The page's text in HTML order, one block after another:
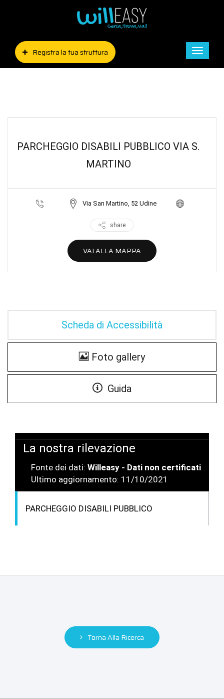
Registra la tua struttura
Toggle
PARCHEGGIO DISABILI PUBBLICO VIA S.
MARTINO
Via San Martino, 52 Udine
share
VAI ALLA MAPPA
Scheda di Accessibilità
Foto gallery
Guida
La nostra rilevazione
Fonte dei dati: Willeasy - Dati non certificati
Ultimo aggiornamento: 11/10/2021
PARCHEGGIO DISABILI PUBBLICO
Torna Alla Ricerca